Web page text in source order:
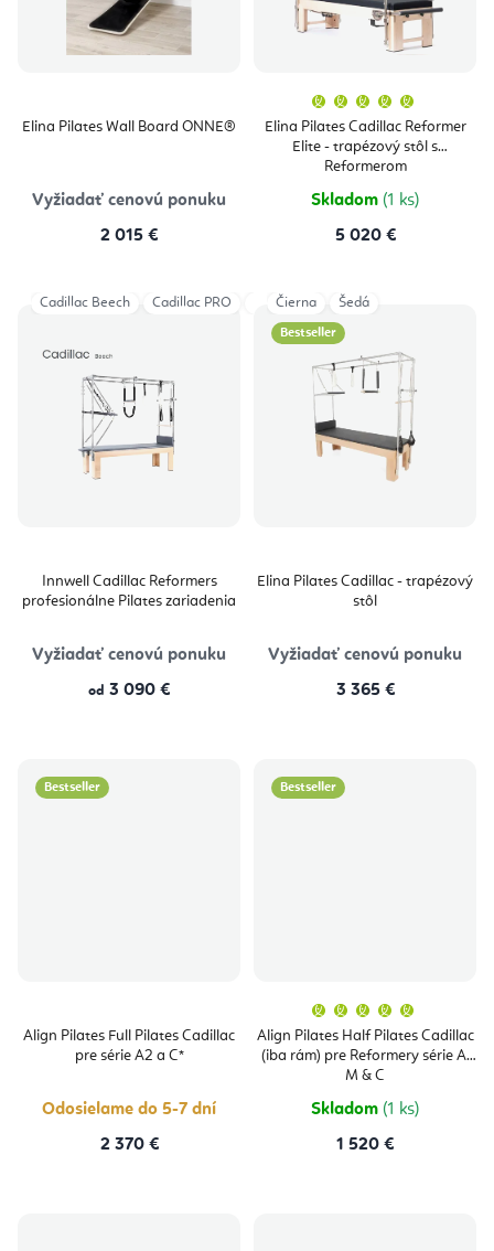
Elina Pilates Wall Board ONNE®
Vyžiadať cenovú ponuku
2 015 €
Elina Pilates Cadillac Reformer
Elite - trapézový stôl s
Reformerom
produktu
je
5,0
Skladom (1 ks)
5 020 €
Innwell Cadillac Reformers
profesionálne Pilates zariadenia
Vyžiadať cenovú ponuku
od 3 090 €
Cadillac Beech Cadillac PRO Cadillac Classical
Bestseller
Elina Pilates Cadillac - trapézový
stôl
Vyžiadať cenovú ponuku
3 365 €
Čierna Šedá
Bestseller
Align Pilates Full Pilates Cadillac
pre série A2 a C*
Odosielame do 5-7 dní
2 370 €
Bestseller
Align Pilates Half Pilates Cadillac
(iba rám) pre Reformery série A,
M & C
produktu
je
5,0
Skladom (1 ks)
1 520 €